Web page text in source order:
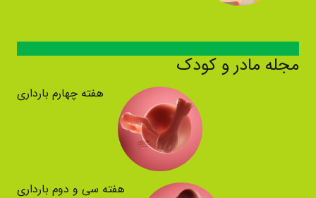
مجله مادر و کودک
هفته چهارم بارداری
هفته سی و دوم بارداری